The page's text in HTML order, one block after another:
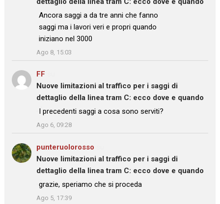
: “
Ancora saggi a da tre anni che fanno
saggi ma i lavori veri e propri quando
iniziano nel 3000
”
Ago 8, 15:03
FF
Nuove limitazioni al traffico per i saggi di
dettaglio della linea tram C: ecco dove e quando
: “ I precedenti saggi a cosa sono serviti?
Ago 6, 09:28
punteruolorosso
Nuove limitazioni al traffico per i saggi di
dettaglio della linea tram C: ecco dove e quando
: “
grazie, speriamo che si proceda
”
Ago 5, 17:39